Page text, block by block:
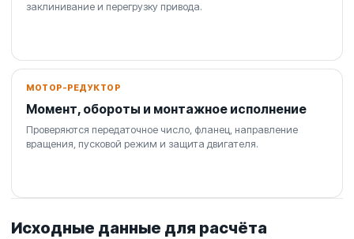
заклинивание и перегрузку привода.
МОТОР-РЕДУКТОР
Момент, обороты и монтажное исполнение
Проверяются передаточное число, фланец, направление
вращения, пусковой режим и защита двигателя.
Исходные данные для расчёта